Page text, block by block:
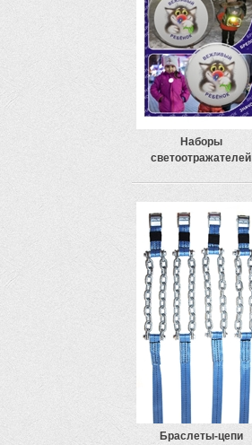
Наборы
светоотражателей
Браслеты-цепи